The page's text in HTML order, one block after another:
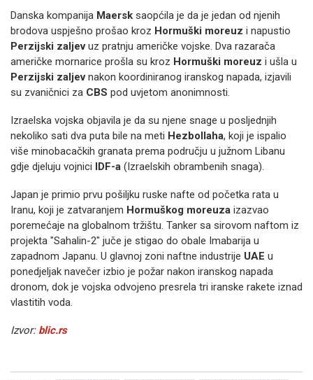
Danska kompanija Maersk saopćila je da je jedan od njenih
brodova uspješno prošao kroz Hormuški moreuz i napustio
Perzijski zaljevuz pratnju američke vojske. Dva razarača
američke mornarice prošla su kroz Hormuški moreuz i ušla u
Perzijski zaljevnakon koordiniranog iranskog napada, izjavili
su zvaničnici za CBS pod uvjetom anonimnosti.
Izraelska vojska objavila je da su njene snage u posljednjih
nekoliko sati dva puta bile na meti Hezbollaha, koji je ispalio
više minobacačkih granata prema području u južnom Libanu
gdje djeluju vojnici IDF-a (Izraelskih obrambenih snaga).
Japan je primio prvu pošiljku ruske nafte od početka rata u
Iranu, koji je zatvaranjem Hormuškog moreuza izazvao
poremećaje na globalnom tržištu. Tanker sa sirovom naftom iz
projekta "Sahalin-2" juče je stigao do obale Imabarija u
zapadnom Japanu. U glavnoj zoni naftne industrije UAE u
ponedjeljak navečer izbio je požar nakon iranskog napada
dronom, dok je vojska odvojeno presrela tri iranske rakete iznad
vlastitih voda.
Izvor: blic.rs